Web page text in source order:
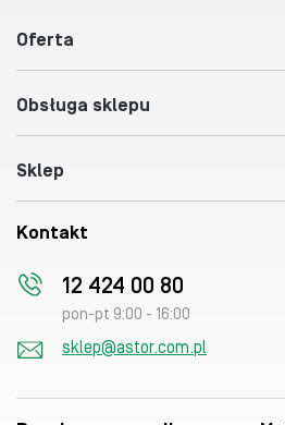
Oferta
Obsługa sklepu
Sklep
Kontakt
12 424 00 80
pon-pt 9:00 - 16:00
sklep@astor.com.pl